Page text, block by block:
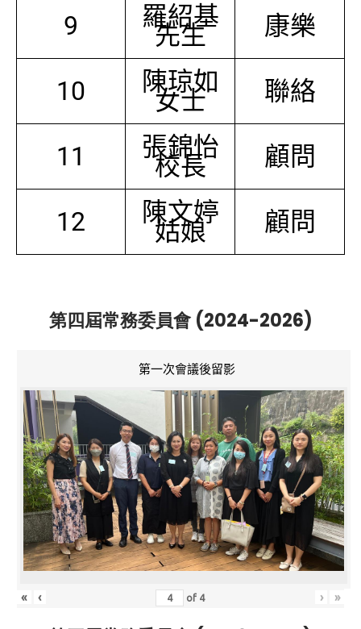
9 羅紹基
先生 康樂
10 陳琼如
女士 聯絡
11 張錦怡
校長 顧問
12 陳文婷
姑娘 顧問
第四屆常務委員會 (2024-2026)
第一次會議後留影
« ‹ of 4 › »